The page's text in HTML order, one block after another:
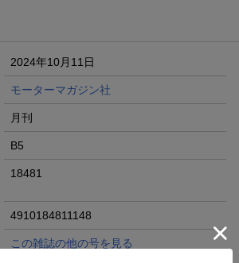
キャンペーンの拡散で300円OFFクーポン
定・宝塚歌劇 宙組貸切公演ペアチケット
2024年10月11日
モーターマガジン社
月刊
B5
18481
4910184811148
この雑誌の他の号を見る